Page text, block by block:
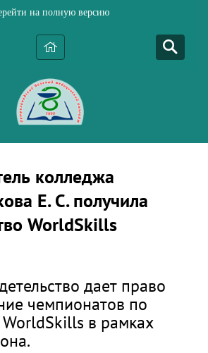
на полную версию
колледжа
Е. С. получила
WorldSkills
дает право
чемпионатов по
в рамках